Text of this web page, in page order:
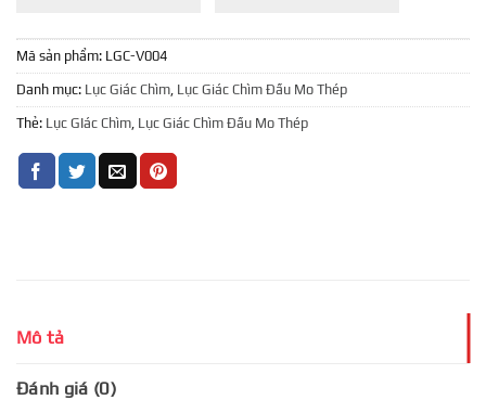
Mã sản phẩm: LGC-V004
Danh mục: Lục Giác Chìm Lục Giác Chìm Đầu Mo Thép
Thẻ: Lục GIác Chìm Lục Giác Chìm Đầu Mo Thép
Mô tả
Đánh giá (0)